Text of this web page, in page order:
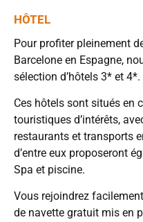
HÔTEL
Pour profiter pleinement
Barcelone en Espagne,
sélection d’hôtels 3* et 4*.
Ces hôtels sont situés en
touristiques d’intérêts,
restaurants et transports
d’entre eux proposeront
Spa et piscine.
Vous rejoindrez
de navette gratuit mis en